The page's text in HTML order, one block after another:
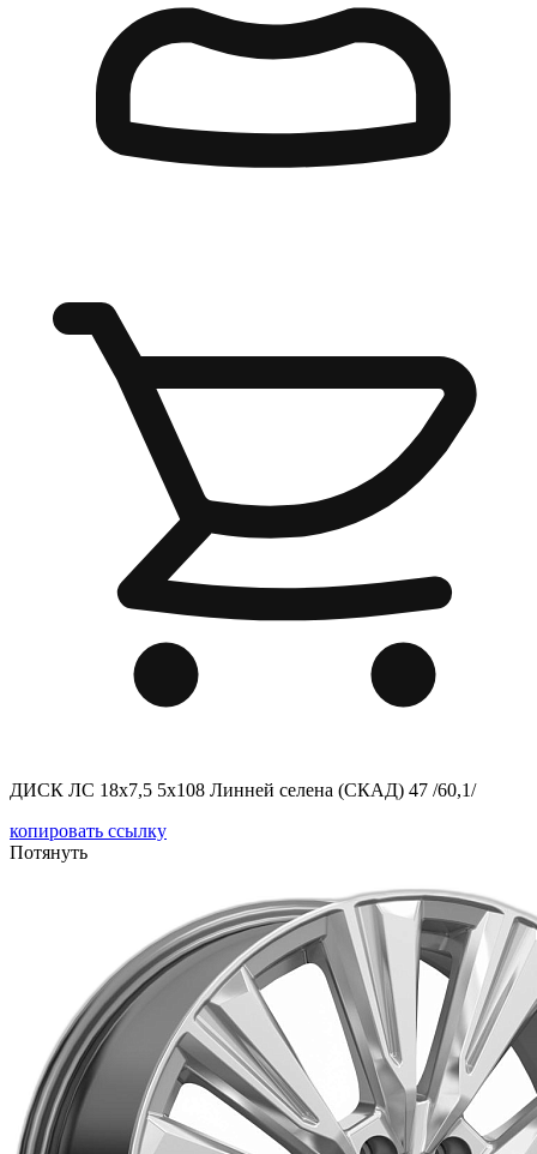
ДИСК ЛС 18x7,5 5x108 Линней селена (СКАД) 47 /60,1/
копировать ссылку
Потянуть